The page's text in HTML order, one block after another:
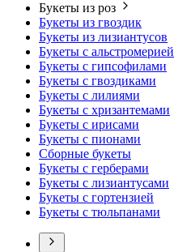
Букеты из роз
Букеты из гвоздик
Букеты из лизиантусов
Букеты с альстромерией
Букеты с гипсофилами
Букеты с гвоздиками
Букеты с лилиями
Букеты с хризантемами
Букеты с ирисами
Букеты с пионами
Сборные букеты
Букеты с герберами
Букеты с лизиантусами
Букеты с гортензией
Букеты с тюльпанами